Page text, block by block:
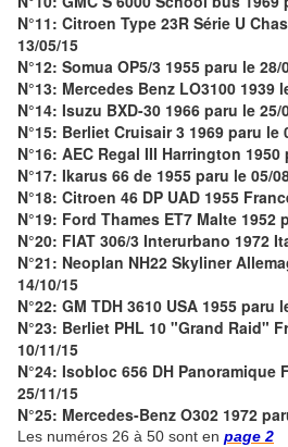
N°11: Citroen Type 23R Série U
13/05/15
N°12: Somua OP5/3 1955 paru le 28/
N°13: Mercedes Benz LO3100 1939
N°14: Isuzu BXD-30 1966 paru le 25/
N°15: Berliet Cruisair 3 1969 paru le
N°16: AEC Regal III Harrington 1950
N°17: Ikarus 66 de 1955 paru le 05/
N°18: Citroen 46 DP UAD 1955
N°19: Ford Thames ET7 Malte 1952
N°20: FIAT 306/3 Interurbano 1972
N°21: Neoplan NH22 Skyliner
14/10/15
N°22: GM TDH 3610 USA 1955 paru
N°23: Berliet PHL 10 "Grand Raid"
10/11/15
N°24: Isobloc 656 DH Panoramique
25/11/15
N°25: Mercedes-Benz O302 1972
Les numéros 26 à 50 sont en page 2